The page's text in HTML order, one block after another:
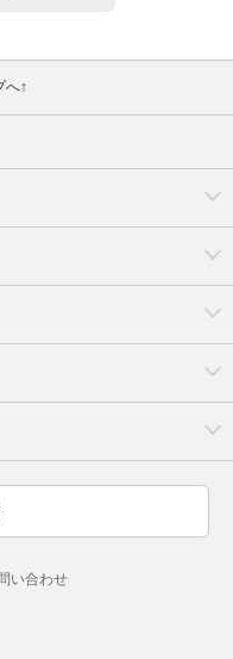
へ↑
い合わせ